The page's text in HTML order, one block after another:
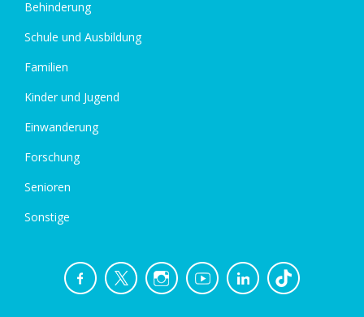
Behinderung
Schule und Ausbildung
Familien
Kinder und Jugend
Einwanderung
Forschung
Senioren
Sonstige